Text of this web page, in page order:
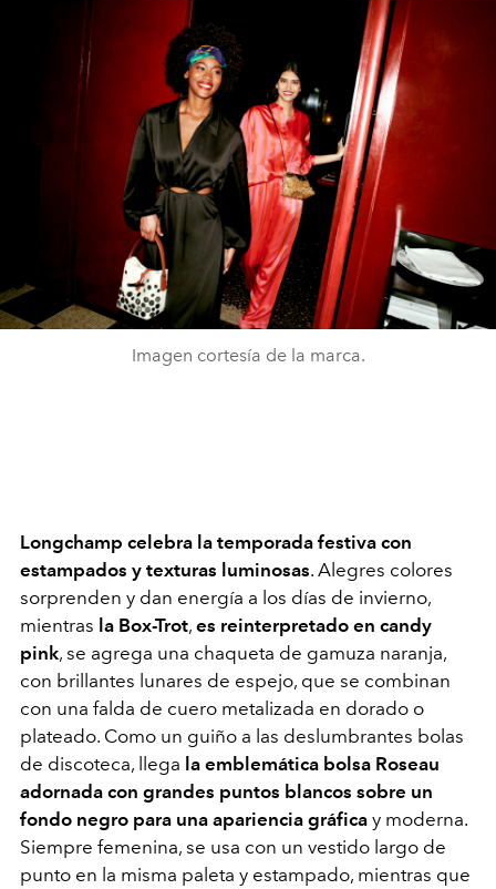
Imagen cortesía de la marca.
Longchamp celebra la temporada festiva con
estampados y texturas luminosas. Alegres colores
sorprenden y dan energía a los días de invierno,
mientras la Box-Trot, es reinterpretado en candy
pink, se agrega una chaqueta de gamuza naranja,
con brillantes lunares de espejo, que se combinan
con una falda de cuero metalizada en dorado o
plateado. Como un guiño a las deslumbrantes bolas
de discoteca, llega la emblemática bolsa Roseau
adornada con grandes puntos blancos sobre un
fondo negro para una apariencia gráfica y moderna.
Siempre femenina, se usa con un vestido largo de
punto en la misma paleta y estampado, mientras que